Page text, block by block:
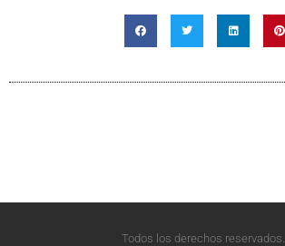
Todos los derechos reservados.